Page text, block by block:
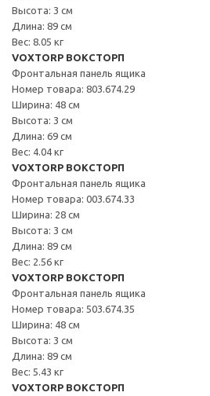
Высота: 3 см
Длина: 89 см
Вес: 8.05 кг
VOXTORP ВОКСТОРП
Фронтальная панель ящика
Номер товара: 803.674.29
Ширина: 48 см
Высота: 3 см
Длина: 69 см
Вес: 4.04 кг
VOXTORP ВОКСТОРП
Фронтальная панель ящика
Номер товара: 003.674.33
Ширина: 28 см
Высота: 3 см
Длина: 89 см
Вес: 2.56 кг
VOXTORP ВОКСТОРП
Фронтальная панель ящика
Номер товара: 503.674.35
Ширина: 48 см
Высота: 3 см
Длина: 89 см
Вес: 5.43 кг
VOXTORP ВОКСТОРП